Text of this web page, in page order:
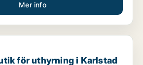
Mer info
uthyrning i Karlstad
för uthyrning i Karlstad